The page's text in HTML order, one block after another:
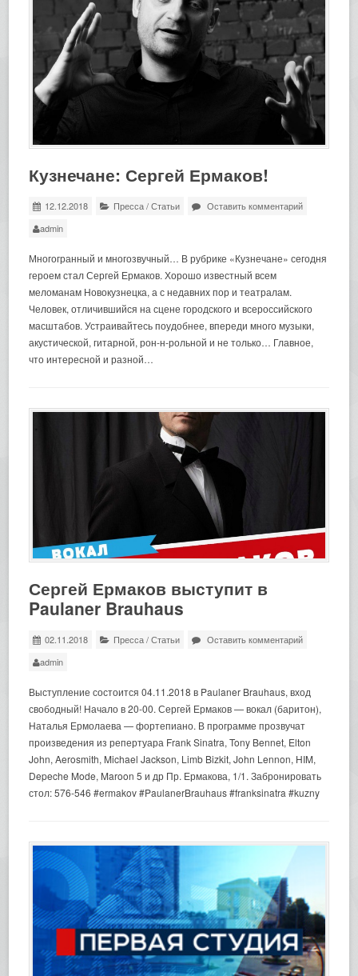
Кузнечане: Сергей Ермаков!
12.12.2018 Пресса/Статьи
Оставить комментарий
admin
Многогранный и многозвучный… В рубрике «Кузнечане» сегодня
героем стал Сергей Ермаков. Хорошо известный всем
меломанам Новокузнецка, а с недавних пор и театралам.
Человек, отличившийся на сцене городского и всероссийского
масштабов. Устраивайтесь поудобнее, впереди много музыки,
акустической, гитарной, рон-н-рольной и не только… Главное,
что интересной и разной…
Сергей Ермаков выступит в
Paulaner Brauhaus
02.11.2018 Пресса/Статьи
Оставить комментарий
admin
Выступление состоится 04.11.2018 в Paulaner Brauhaus, вход
свободный! Начало в 20-00. Сергей Ермаков — вокал (баритон),
Наталья Ермолаева — фортепиано. В программе прозвучат
произведения из репертуара Frank Sinatra, Tony Bennet, Elton
John, Aerosmith, Michael Jackson, Limb Bizkit, John Lennon, HIM,
Depeche Mode, Maroon 5 и др Пр. Ермакова, 1/1. Забронировать
стол: 576-546 #ermakov #PaulanerBrauhaus #franksinatra #kuzny